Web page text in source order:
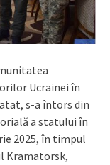
Ucrainei în
s-a întors din
a statului în
2025, în timpul
Kramatorsk,